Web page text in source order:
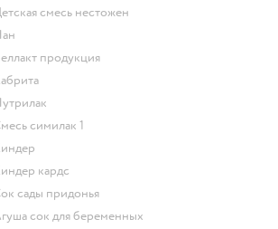
детская смесь нестожен
нан
беллакт продукция
кабрита
нутрилак
смесь симилак 1
киндер
киндер кардс
сок сады придонья
агуша сок для беременных